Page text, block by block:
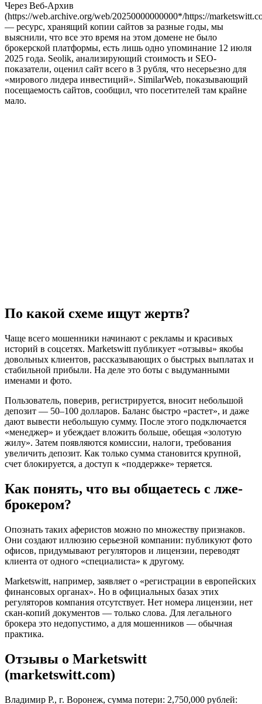
Через Веб-Архив
(https://web.archive.org/web/20250000000000*/https://
— ресурс, хранящий копии сайтов за разные годы, мы
выяснили, что все это время на этом домене не было
брокерской платформы, есть лишь одно упоминание 12 июля
2025 года. Seolik, анализирующий стоимость и SEO-
показатели, оценил сайт всего в 3 рубля, что несерьезно для
«мирового лидера инвестиций». SimilarWeb, показывающий
посещаемость сайтов, сообщил, что посетителей там крайне
мало.
По какой схеме ищут жертв?
Чаще всего мошенники начинают с рекламы и красивых
историй в соцсетях. Marketswitt публикует «отзывы» якобы
довольных клиентов, рассказывающих о быстрых выплатах и
стабильной прибыли. На деле это боты с выдуманными
именами и фото.
Пользователь, поверив, регистрируется, вносит небольшой
депозит — 50–100 долларов. Баланс быстро «растет», и даже
дают вывести небольшую сумму. После этого подключается
«менеджер» и убеждает вложить больше, обещая «золотую
жилу». Затем появляются комиссии, налоги, требования
увеличить депозит. Как только сумма становится крупной,
счет блокируется, а доступ к «поддержке» теряется.
Как понять, что вы общаетесь с лже-
брокером?
Опознать таких аферистов можно по множеству признаков.
Они создают иллюзию серьезной компании: публикуют фото
офисов, придумывают регуляторов и лицензии, переводят
клиента от одного «специалиста» к другому.
Marketswitt, например, заявляет о «регистрации в европейских
финансовых органах». Но в официальных базах этих
регуляторов компания отсутствует. Нет номера лицензии, нет
скан-копий документов — только слова. Для легального
брокера это недопустимо, а для мошенников — обычная
практика.
Отзывы о Marketswitt
(marketswitt.com)
Владимир Р., г. Воронеж, сумма потери: 2,750,000 рублей: